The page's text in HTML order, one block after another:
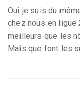
Oui je suis du
chez nous en ligue
meilleurs que les
Mais que font les